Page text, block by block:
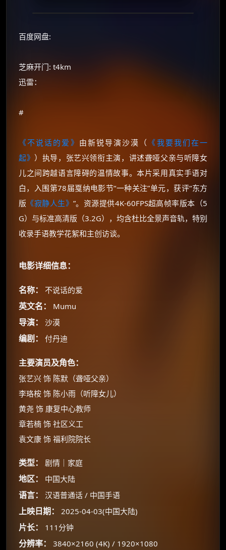
百度网盘:
芝麻开门: t4km
迅雷：
#
《不说话的爱》 由新锐导演沙漠（ 《我要我们在一
起》 ）执导，张艺兴领衔主演，讲述聋哑父亲与听障女
儿之间跨越语言障碍的温情故事。本片采用真实手语对
白，入围第78届戛纳电影节“一种关注”单元，获评“东方
版 《寂静人生》”。资源提供4K-60FPS超高帧率版本（5
G）与标准高清版（3.2G），均含杜比全景声音轨，特别
收录手语教学花絮和主创访谈。
电影详细信息：
名称： 不说话的爱
英文名： Mumu
导演： 沙漠
编剧： 付丹迪
主要演员及角色：
张艺兴 饰 陈默（聋哑父亲）
李珞桉 饰 陈小雨（听障女儿）
黄尧 饰 康复中心教师
章若楠 饰 社区义工
袁文康 饰 福利院院长
类型： 剧情｜家庭
地区： 中国大陆
语言： 汉语普通话 / 中国手语
上映日期： 2025-04-03(中国大陆)
片长： 111分钟
分辨率： 3840×2160 (4K) / 1920×1080
🧧 福利领取站
☕
如夸克12个月送14天 最低75元！